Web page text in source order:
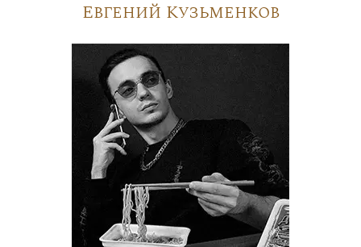
Евгений Кузьменков